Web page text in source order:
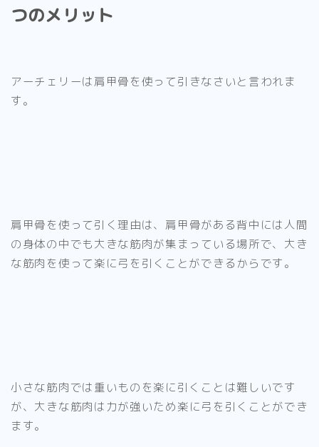
つのメリット
アーチェリーは肩甲骨を使って引きなさいと言われま
す。
肩甲骨を使って引く理由は、 肩甲骨がある背中には人間
の身体の中でも大きな筋肉が集まっている場所で、大き
な筋肉を使って楽に弓を引くことができるから です。
小さな筋肉では重いものを楽に引くことは難しいです
が、 大きな筋肉は力が強いため楽に弓を引くことができ
ます。